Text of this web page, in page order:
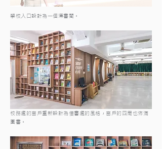
學校入口設計為一個漂書閣。
校務處的窗戶重新設計為借書處的風格，窗戶的四周也佈滿
圖書。